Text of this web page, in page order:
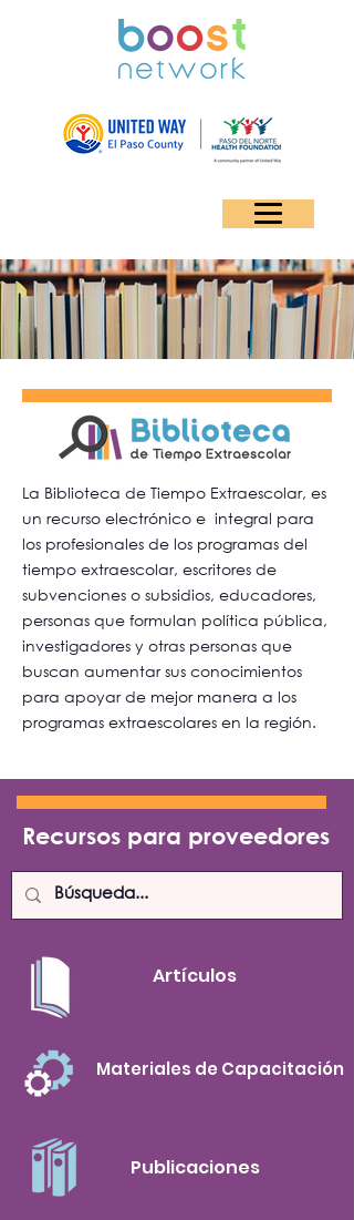
La Biblioteca de Tiempo Extraescolar, es
un recurso electrónico e integral para
los profesionales de los programas del
tiempo extraescolar, escritores de
subvenciones o subsidios, educadores,
personas que formulan política pública,
investigadores y otras personas que
buscan aumentar sus conocimientos
para apoyar de mejor manera a los
programas extraescolares en la región.
Recursos para proveedores
Artículos
Materiales de Capacitación
Publicaciones